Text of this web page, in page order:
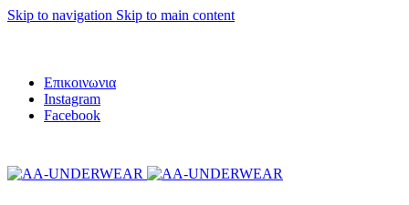
Skip to navigation Skip to main content
Επικοινωνια
Instagram
Facebook